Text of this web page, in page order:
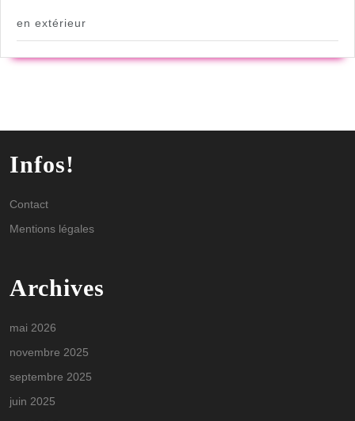
en extérieur
Infos!
Contact
Mentions légales
Archives
mai 2026
novembre 2025
septembre 2025
juin 2025